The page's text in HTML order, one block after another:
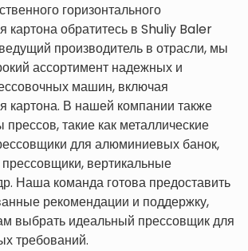
горизонтального
картона обратитесь в Shuliy Baler
производитель в отрасли, мы
ассортимент надежных и
машин, включая
картона. В нашей компании также
прессов, такие как металлические
для алюминиевых банок,
вертикальные
Наша команда готова предоставить
рекомендации и поддержку,
выбрать идеальный прессовщик для
требований.